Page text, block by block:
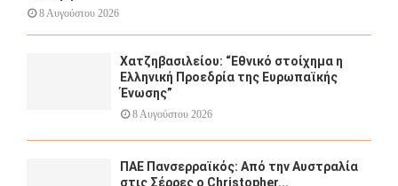
8 Αυγούστου 2026
Χατζηβασιλείου: “Εθνικό στοίχημα η
Ελληνική Προεδρία της Ευρωπαϊκής
Ένωσης”
8 Αυγούστου 2026
ΠΑΕ Πανσερραϊκός: Από την Αυστραλία
στις Σέρρες ο Christopher...